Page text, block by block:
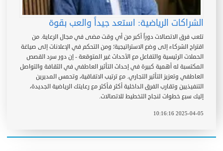
الشراكات الرياضية: استعد جيداً والعب بقوة
تلعب فرق الاتصالات دوراً أكبر من أي وقت مضى في مجال الرعاية. من
اقتراح الشركاء إلى وضع الاستراتيجية؛ ومن التحكم في الإعلانات إلى صياغة
الحملات الرئيسية والتفاعل مع الأحداث غير المتوقعة - إن دور سرد القصص
المكتسبة له أهمية كبيرة في إحداث التأثير العاطفي في الثقافة والتواصل
العاطفي وتعزيز التأثير التجاري. مع ترتيب الاتفاقية، وتحمس المديرين
التنفيذيين وتقارب الفرق الداخلية أكثر فأكثر مع رعايتك الرياضية الجديدة،
إليك سبع خطوات لنجاح التخطيط للاتصالات.
2025-04-05 10:16:16